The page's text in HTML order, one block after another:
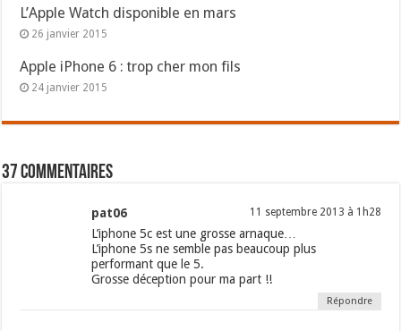
L’Apple Watch disponible en mars
26 janvier 2015
Apple iPhone 6 : trop cher mon fils
24 janvier 2015
37 commentaires
pat06 11 septembre 2013 à 1h28
L’iphone 5c est une grosse arnaque…
L’iphone 5s ne semble pas beaucoup plus
performant que le 5.
Grosse déception pour ma part !!
Répondre